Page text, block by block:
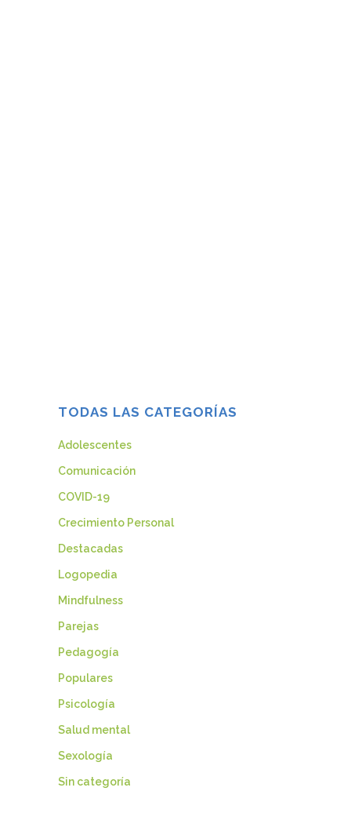
TODAS LAS CATEGORÍAS
Adolescentes
Comunicación
COVID-19
Crecimiento Personal
Destacadas
Logopedia
Mindfulness
Parejas
Pedagogía
Populares
Psicología
Salud mental
Sexología
Sin categoría